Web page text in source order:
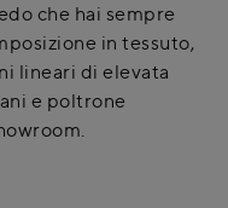
che hai sempre
in tessuto,
lineari di elevata
e poltrone